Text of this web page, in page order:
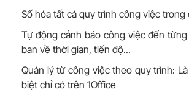
Số hóa tất cả quy trình công việc
Tự động cảnh báo công việc đến
ban về thời gian, tiến độ...
Quản lý từ công việc theo quy trình:
biệt chỉ có trên 1Office